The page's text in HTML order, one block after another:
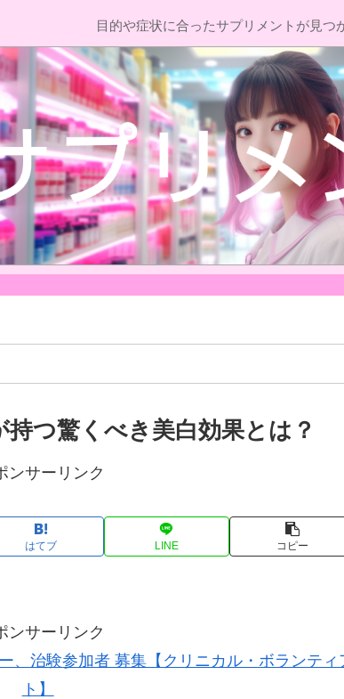
目的や症状に合ったサプリメントが見つ
つ驚くべき美白効果とは？
ンサーリンク
はてブ LINE コピー
ンサーリンク
、治験参加者 募集【クリニカル・ボランティ
ト】